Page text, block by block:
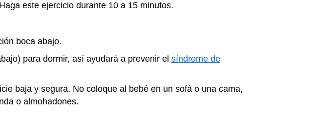
este ejercicio durante 10 a 15 minutos.
boca abajo.
para dormir, así ayudará a prevenir el síndrome de
baja y segura. No coloque al bebé en un sofá o una cama,
o almohadones.